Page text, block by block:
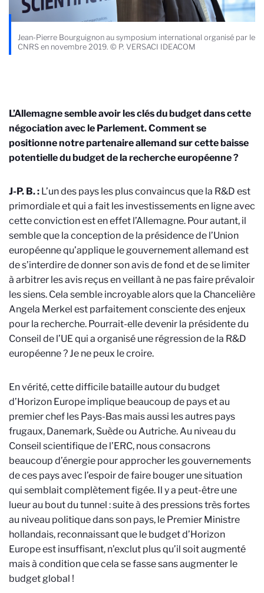
Jean-Pierre Bourguignon au symposium international organisé par le
CNRS en novembre 2019. © P. VERSACI IDEACOM
L’Allemagne semble avoir les clés du budget dans cette
négociation avec le Parlement. Comment se
positionne notre partenaire allemand sur cette baisse
potentielle du budget de la recherche européenne ?
J-P. B. : L’un des pays les plus convaincus que la R&D est
primordiale et qui a fait les investissements en ligne avec
cette conviction est en effet l’Allemagne. Pour autant, il
semble que la conception de la présidence de l’Union
européenne qu’applique le gouvernement allemand est
de s’interdire de donner son avis de fond et de se limiter
à arbitrer les avis reçus en veillant à ne pas faire prévaloir
les siens. Cela semble incroyable alors que la Chancelière
Angela Merkel est parfaitement consciente des enjeux
pour la recherche. Pourrait-elle devenir la présidente du
Conseil de l’UE qui a organisé une régression de la R&D
européenne ? Je ne peux le croire.
En vérité, cette difficile bataille autour du budget
d’Horizon Europe implique beaucoup de pays et au
premier chef les Pays-Bas mais aussi les autres pays
frugaux, Danemark, Suède ou Autriche. Au niveau du
Conseil scientifique de l’ERC, nous consacrons
beaucoup d’énergie pour approcher les gouvernements
de ces pays avec l’espoir de faire bouger une situation
qui semblait complètement figée. Il y a peut-être une
lueur au bout du tunnel : suite à des pressions très fortes
au niveau politique dans son pays, le Premier Ministre
hollandais, reconnaissant que le budget d’Horizon
Europe est insuffisant, n’exclut plus qu’il soit augmenté
mais à condition que cela se fasse sans augmenter le
budget global !